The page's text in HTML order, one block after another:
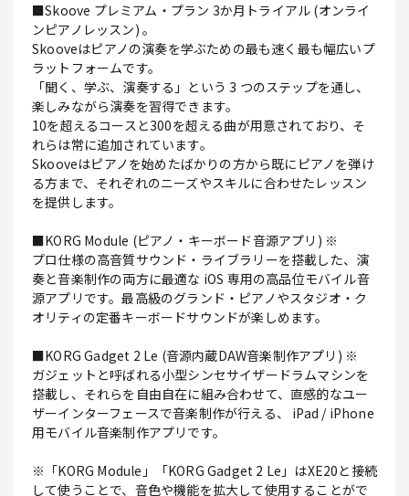
■Skoove プレミアム・プラン 3か月トライアル (オンライ
ンピアノレッスン) 。
Skooveはピアノの演奏を学ぶための最も速く最も幅広いプ
ラットフォームです。
「聞く、学ぶ、演奏する」という 3 つのステップを通し、
楽しみながら演奏を習得できます。
10を超えるコースと300を超える曲が用意されており、そ
れらは常に追加されています。
Skooveはピアノを始めたばかりの方から既にピアノを弾け
る方まで、それぞれのニーズやスキルに合わせたレッスン
を提供します。
■KORG Module (ピアノ・キーボード音源アプリ) ※
プロ仕様の高音質サウンド・ライブラリーを搭載した、演
奏と音楽制作の両方に最適な iOS 専用の高品位モバイル音
源アプリです。最高級のグランド・ピアノやスタジオ・ク
オリティの定番キーボードサウンドが楽しめます。
■KORG Gadget 2 Le (音源内蔵DAW音楽制作アプリ) ※
ガジェットと呼ばれる小型シンセサイザードラムマシンを
搭載し、それらを自由自在に組み合わせて、直感的なユー
ザーインターフェースで音楽制作が行える、 iPad / iPhone
用モバイル音楽制作アプリです。
※「KORG Module」「KORG Gadget 2 Le」はXE20と接続
して使うことで、音色や機能を拡大して使用することがで